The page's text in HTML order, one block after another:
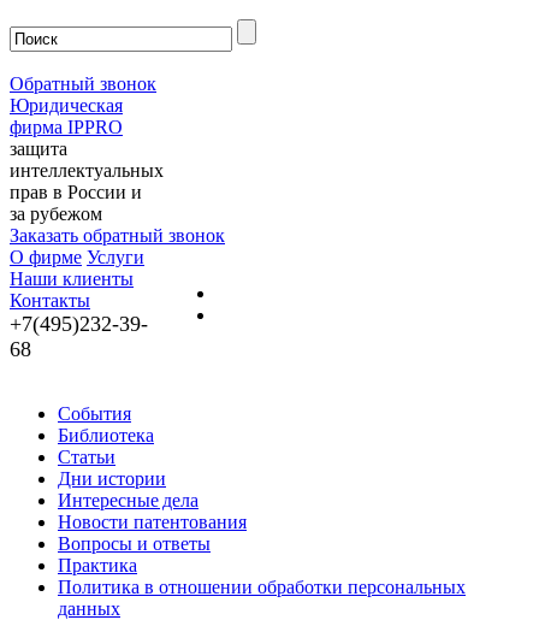
Обратный звонок
Юридическая
фирма IPPRO
защита
интеллектуальных
прав в России и
за рубежом
Заказать обратный звонок
О фирме Услуги
Наши клиенты
Контакты
+7(495)232-39-
68
События
Библиотека
Статьи
Дни истории
Интересные дела
Новости патентования
Вопросы и ответы
Практика
Политика в отношении обработки персональных
данных